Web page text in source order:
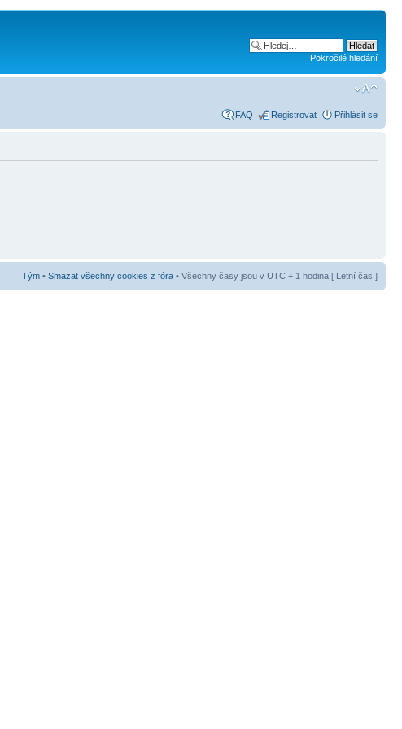
Pokročilé hledání
FAQ Registrovat Přihlásit se
Tým • Smazat všechny cookies z fóra • Všechny časy jsou v UTC + 1 hodina [ Letní čas ]